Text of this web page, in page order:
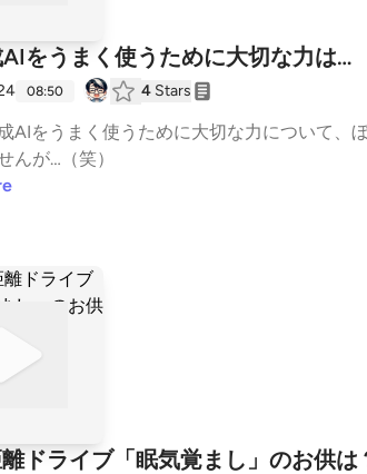
をうまく使うために大切な力は…
08:50 4 Stars
AIをうまく使うために大切な力について、
んが…（笑）
ドライブ「眠気覚まし」のお供は